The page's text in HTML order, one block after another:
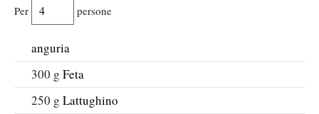
Per persone
anguria
300 g Feta
250 g Lattughino